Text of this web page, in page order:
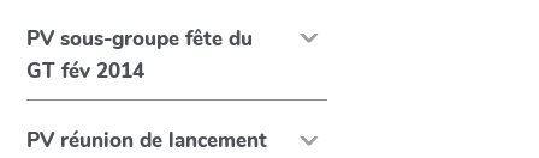
PV sous-groupe fête du
GT fév 2014
PV réunion de lancement